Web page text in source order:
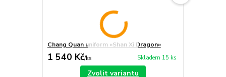
Chang Quan uniform «Shan Xi Dragon»
1 540 Kč/ks Skladem 15 ks
Zvolit variantu